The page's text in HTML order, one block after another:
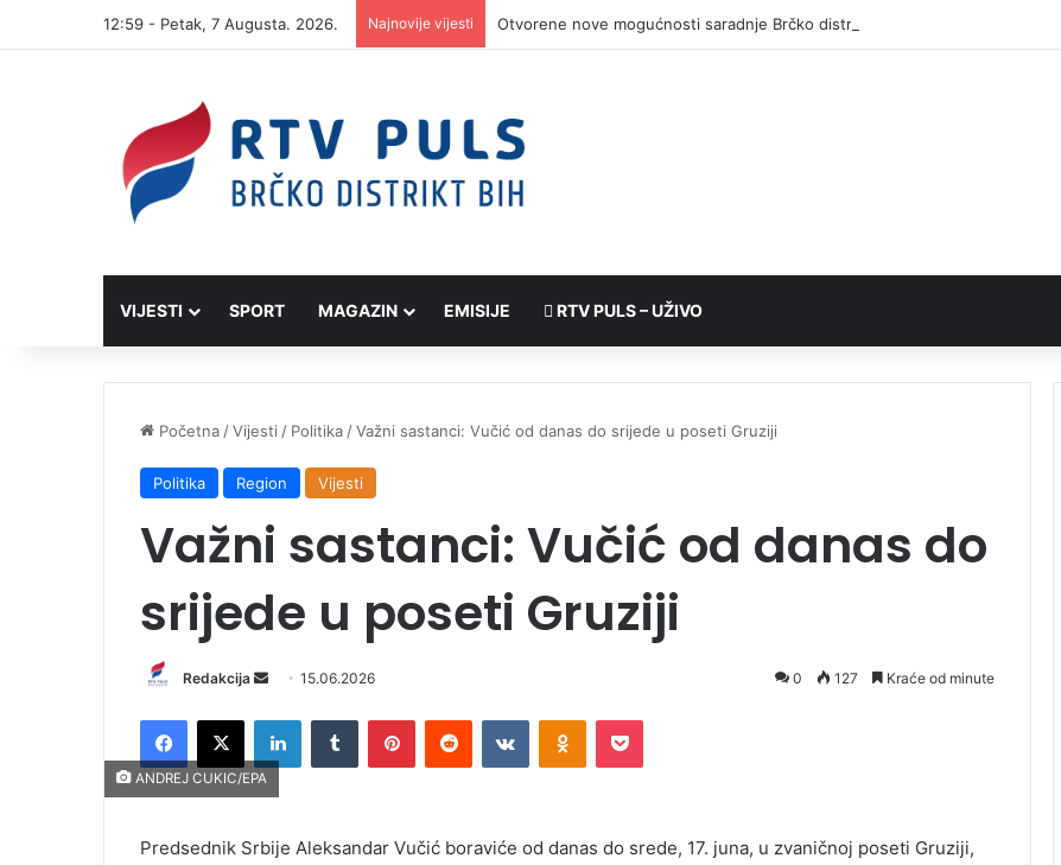
12:59 - Petak, 7 Augusta. 2026. Najnovije vijesti
VIJESTI SPORT MAGAZIN EMISIJE RTV PULS – UŽIVO
Početna /Vijesti / Politika /Važni sastanci: Vučić od danas do srijede u poseti Gruziji
Politika Region Vijesti
Važni sastanci: Vučić od danas do
srijede u poseti Gruziji
Redakcija
n
d
e
15.06.2026 0 127 Kraće od minute
ANDREJ CUKIC/EPA
Predsednik Srbije Aleksandar Vučić boraviće od danas do srede, 17. juna, u zvaničnoj poseti Gruziji,